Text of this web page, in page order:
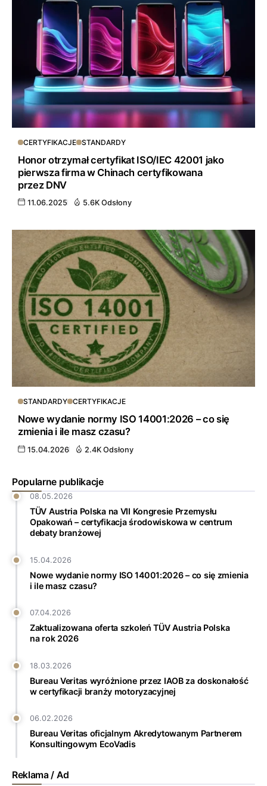
Popularne publikacje
08.05.2026
TÜV Austria Polska na VII Kongresie Przemysłu
Opakowań – certyfikacja środowiskowa w centrum
debaty branżowej
15.04.2026
Nowe wydanie normy ISO 14001:2026 – co się zmienia
i ile masz czasu?
07.04.2026
Zaktualizowana oferta szkoleń TÜV Austria Polska
na rok 2026
18.03.2026
Bureau Veritas wyróżnione przez IAOB za doskonałość
w certyfikacji branży motoryzacyjnej
06.02.2026
Bureau Veritas oficjalnym Akredytowanym Partnerem
Konsultingowym EcoVadis
Reklama / Ad
CERTYFIKACJE STANDARDY
Honor otrzymał certyfikat ISO/IEC 42001 jako
pierwsza firma w Chinach certyfikowana
przez DNV
11.06.2025 5.6K Odsłony
STANDARDY CERTYFIKACJE
Nowe wydanie normy ISO 14001:2026 – co się
zmienia i ile masz czasu?
15.04.2026 2.4K Odsłony